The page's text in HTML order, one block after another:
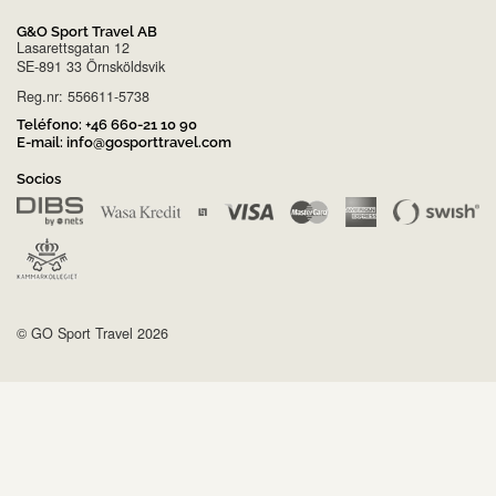
G&O Sport Travel AB
Lasarettsgatan 12
SE-891 33 Örnsköldsvik
Reg.nr: 556611-5738
Teléfono: +46 660-21 10 90
E-mail: info@gosporttravel.com
Socios
© GO Sport Travel 2026